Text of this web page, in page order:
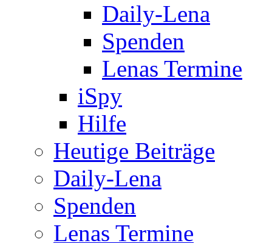
Daily-Lena
Spenden
Lenas Termine
iSpy
Hilfe
Heutige Beiträge
Daily-Lena
Spenden
Lenas Termine